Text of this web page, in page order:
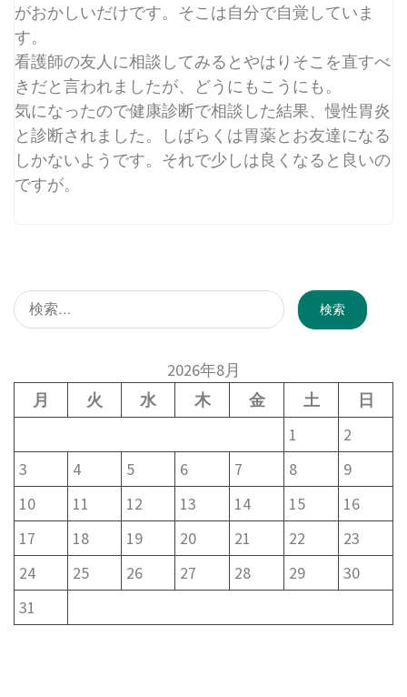
がおかしいだけです。そこは自分で自覚していま
す。
看護師の友人に相談してみるとやはりそこを直すべ
きだと言われましたが、どうにもこうにも。
気になったので健康診断で相談した結果、慢性胃炎
と診断されました。しばらくは胃薬とお友達になる
しかないようです。それで少しは良くなると良いの
ですが。
検
索:
2026年8月
月
火 水 木 金 土
日
1
2
3
4 5 6 7 8
9
10
11 12 13 14 15
16
17
18 19 20 21 22
23
24
25 26 27 28 29
30
31